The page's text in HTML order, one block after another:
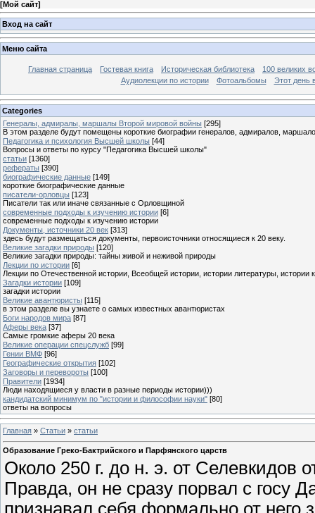
[Мой сайт]
Вход на сайт
Меню сайта
Главная страница Гостевая книга Историческая библиотека
100 великих
Аудиолекции по истории
Фотоальбомы Этот день
Categories
Генералы, адмиралы, маршалы Второй мировой войны [295]
В этом разделе будут помещены короткие биографии генералов, адмиралов,
Педагогика и психология Высшей школы [44]
Вопросы и ответы по курсу "Педагогика Высшей школы"
статьи [1360]
рефераты [390]
биографические данные [149]
короткие биографические данные
писатели-орловцы [123]
Писатели так или иначе связанные с Орловщиной
современные подходы к изучению истории [6]
современные подходы к изучению истории
Документы, источники 20 век [313]
здесь будут размещаться документы, первоисточники относящиеся к 20 веку.
Великие загадки природы [120]
Великие загадки природы: тайны живой и неживой природы
Лекции по истории [6]
Лекции по Отечественной истории, Всеобщей истории, истории литературы, истории
Загадки истории [109]
загадки истории
Великие авантюристы [115]
в этом разделе вы узнаете о самых известных авантюристах
Боги народов мира [87]
Аферы века [37]
Самые громкие аферы 20 века
Великие операции спецслужб [99]
Гении ВМФ [96]
Географические открытия [102]
Заговоры и перевороты [100]
Правители [1934]
Люди находящиеся у власти в разные периоды истории)))
кандидатский минимум по "истории и философии науки" [80]
ответы на вопросы
Главная » Статьи » статьи
Образование Греко-Бактрийского и Парфянского царств
Около 250 г. до н. э. от Селевкидов
Правда, он не сразу порвал с госу
признавал себя формально от него